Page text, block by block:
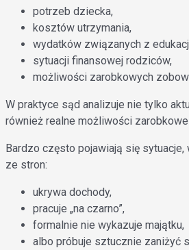
potrzeb dziecka,
kosztów utrzymania,
wydatków związanych z
sytuacji finansowej rodziców,
możliwości zarobkowych
W praktyce sąd analizuje nie tylko
również realne możliwości
Bardzo często pojawiają się sytuacje,
ze stron:
ukrywa dochody,
pracuje „na czarno”,
formalnie nie wykazuje majątku,
albo próbuje sztucznie zaniżyć